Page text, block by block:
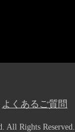
よくあるご質問
All Rights Reserved.